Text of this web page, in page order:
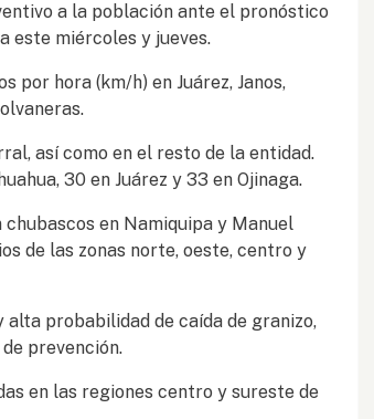
a la población ante el pronóstico
este miércoles y jueves.
por hora (km/h) en Juárez, Janos,
así como en el resto de la entidad.
30 en Juárez y 33 en Ojinaga.
en Namiquipa y Manuel
de las zonas norte, oeste, centro y
probabilidad de caída de granizo,
prevención.
en las regiones centro y sureste de